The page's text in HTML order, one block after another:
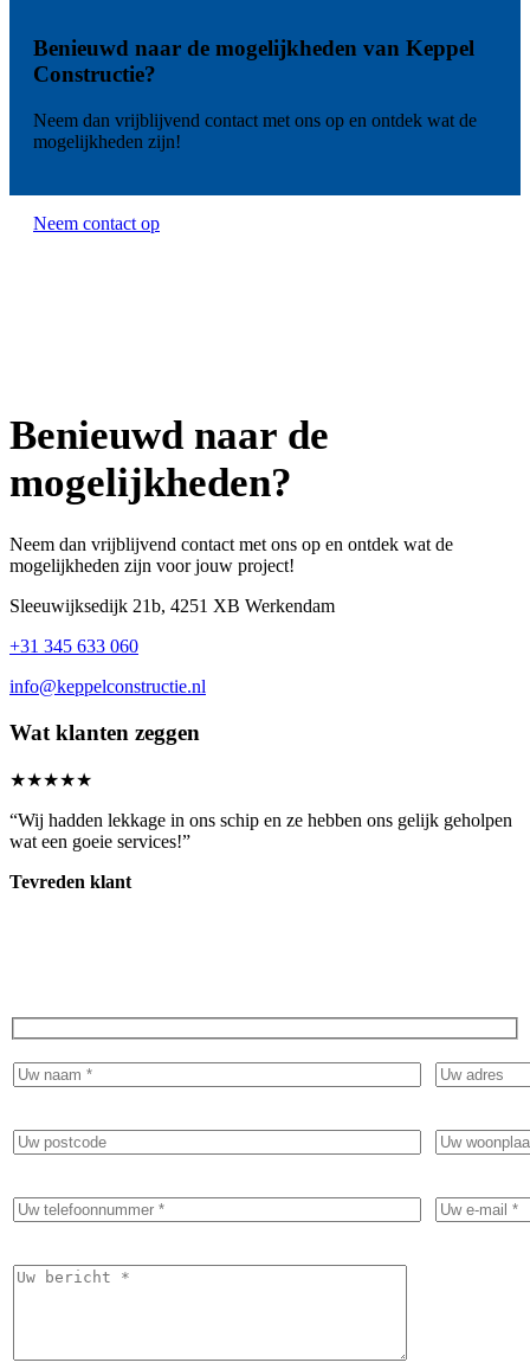
Benieuwd naar de mogelijkheden van Keppel
Constructie?
Neem dan vrijblijvend contact met ons op en ontdek wat de
mogelijkheden zijn!
Neem contact op
Benieuwd naar de
mogelijkheden?
Neem dan vrijblijvend contact met ons op en ontdek wat de
mogelijkheden zijn voor jouw project!
Sleeuwijksedijk 21b, 4251 XB Werkendam
+31 345 633 060
info@keppelconstructie.nl
Wat klanten zeggen
★★★★★
“Wij hadden lekkage in ons schip en ze hebben ons gelijk geholpen
wat een goeie services!”
Tevreden klant